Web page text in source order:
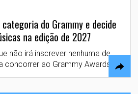
do Grammy e decide
na edição de 2027
não irá inscrever nenhuma de
concorrer ao Grammy Awards...